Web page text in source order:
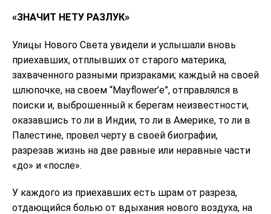
«ЗНАЧИТ НЕТУ РАЗЛУК»
Улицы Нового Света увидели и услышали вновь
приехавших, отплывших от старого материка,
захваченного разными призраками; каждый на своей
шлюпочке, на своем “Mayflower’e”, отправлялся в
поиски и, выброшенный к берегам неизвестности,
оказавшись то ли в Индии, то ли в Америке, то ли в
Палестине, провел черту в своей биографии,
разрезав жизнь на две равные или неравные части
«до» и «после».
У каждого из приехавших есть шрам от разреза,
отдающийся болью от вдыхания нового воздуха, на